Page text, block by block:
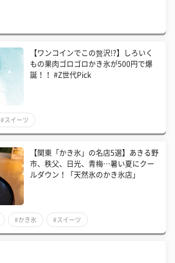
【ワンコインでこの贅沢!?】しろいく
もの果肉ゴロゴロかき氷が500円で爆
誕！！ #Z世代Pick
#スイーツ
【関東「かき氷」の名店5選】あきる野
市、秩父、日光、青梅…暑い夏にクー
ルダウン！「天然氷のかき氷店」
#かき氷 #スイーツ